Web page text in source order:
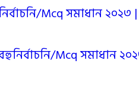
Mcq সমাধান
Mcq সমাধান